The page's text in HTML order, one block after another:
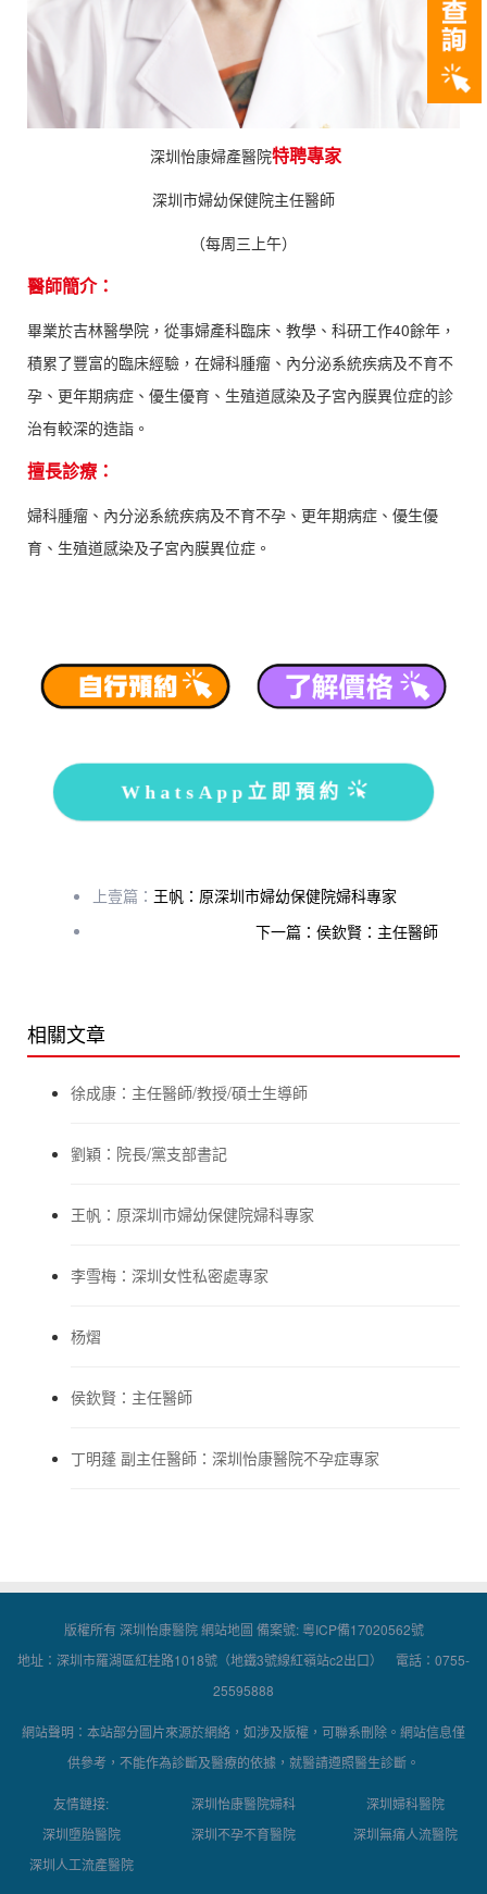
深圳怡康婦產醫院特聘專家
深圳市婦幼保健院主任醫師
（每周三上午）
醫師簡介：
畢業於吉林醫學院，從事婦產科臨床、教學、科研工作40餘年，
積累了豐富的臨床經驗，在婦科腫瘤、內分泌系統疾病及不育不
孕、更年期病症、優生優育、生殖道感染及子宮內膜異位症的診
治有較深的造詣。
擅長診療：
婦科腫瘤、內分泌系統疾病及不育不孕、更年期病症、優生優
育、生殖道感染及子宮內膜異位症。
WhatsApp立即預約
上壹篇： 王帆：原深圳市婦幼保健院婦科專家
下一篇：侯欽賢：主任醫師
相關文章
徐成康：主任醫師/教授/碩士生導師
劉穎：院長/黨支部書記
王帆：原深圳市婦幼保健院婦科專家
李雪梅：深圳女性私密處專家
杨熠
侯欽賢：主任醫師
丁明蓬 副主任醫師：深圳怡康醫院不孕症專家
版權所有 深圳怡康醫院網站地圖 備案號:粵ICP備17020562號
地址：深圳市羅湖區紅桂路1018號（地鐵3號線紅嶺站c2出口） 電話：0755-
25595888
網站聲明：本站部分圖片來源於網絡，如涉及版權，可聯系刪除。網站信息僅
供參考，不能作為診斷及醫療的依據，就醫請遵照醫生診斷。
友情鏈接: 深圳怡康醫院婦科
深圳婦科醫院
深圳墮胎醫院
深圳不孕不育醫院
深圳無痛人流醫院
深圳人工流產醫院